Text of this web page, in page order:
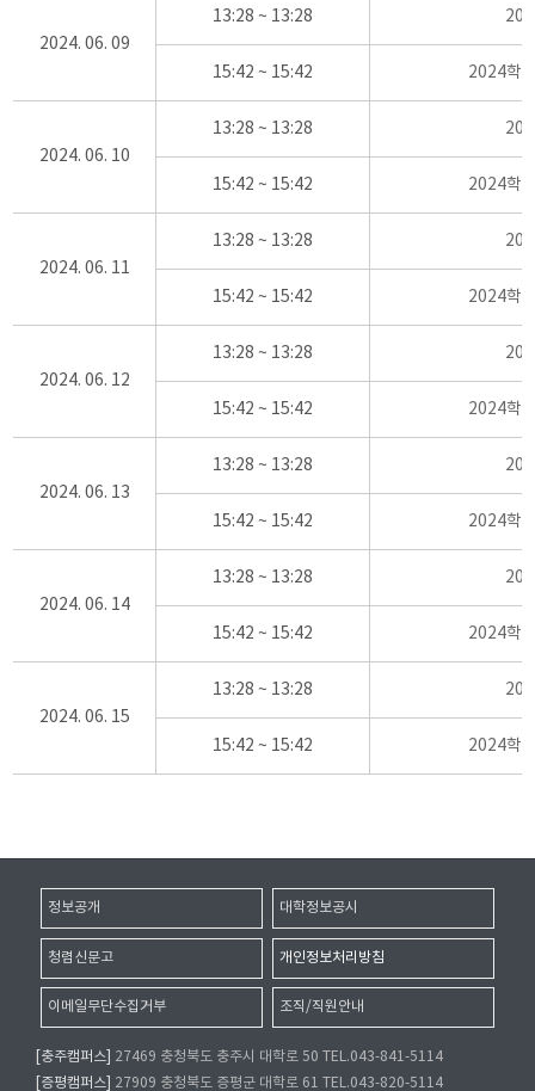
2024. 06. 09
13:28 ~ 13:28
15:42 ~ 15:42 2024학
2024. 06. 10
13:28 ~ 13:28
15:42 ~ 15:42 2024학
2024. 06. 11
13:28 ~ 13:28
15:42 ~ 15:42 2024학
2024. 06. 12
13:28 ~ 13:28
15:42 ~ 15:42 2024학
2024. 06. 13
13:28 ~ 13:28
15:42 ~ 15:42 2024학
2024. 06. 14
13:28 ~ 13:28
15:42 ~ 15:42 2024학
2024. 06. 15
13:28 ~ 13:28
15:42 ~ 15:42 2024학
정보공개 대학정보공시
청렴신문고 개인정보처리방침
이메일무단수집거부 조직/직원안내
[충주캠퍼스]
27469 충청북도 충주시 대학로 50 TEL.043-841-5114
[증평캠퍼스]
27909 충청북도 증평군 대학로 61 TEL.043-820-5114